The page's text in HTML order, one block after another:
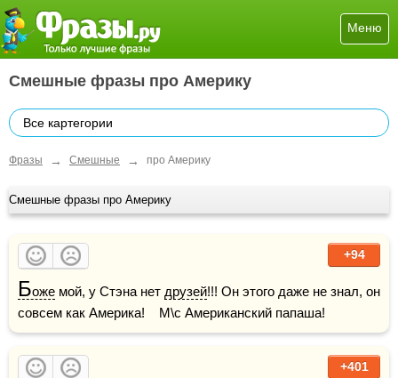
Меню
Смешные фразы про Америку
Все картегории
Фразы → Смешные → про Америку
Смешные фразы про Америку
+94
Боже мой, у Стэна нет друзей!!! Он этого даже не знал, он
совсем как Америка!    М\с Американский папаша!
+401